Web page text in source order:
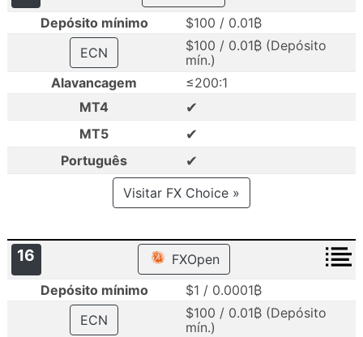
Depósito mínimo
$100 / 0.01₿
ECN
$100 / 0.01₿ (Depósito
mín.)
Alavancagem
≤200:1
MT4
✔
MT5 ✔
Português ✔
Visitar FX Choice »
16
FXOpen
Depósito mínimo
$1 / 0.0001₿
ECN
$100 / 0.01₿ (Depósito
mín.)